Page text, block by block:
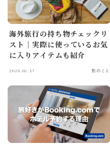
海外旅行の持ち物チェックリ
スト｜実際に使っているお気
に入りアイテムも紹介
2026.02.17 旅のこと